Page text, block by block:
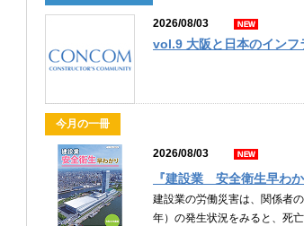
2026/08/03
vol.9 大阪と日本のイン
今月の一冊
2026/08/03
『建設業 安全衛生早わか
建設業の労働災害は、関係者
年）の発生状況をみると、死